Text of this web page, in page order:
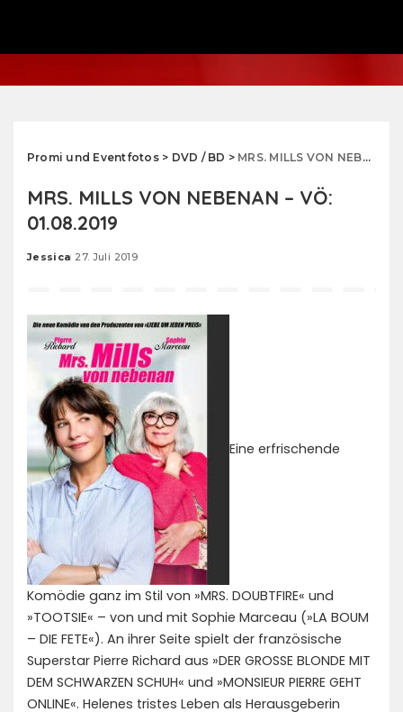
Promi und Eventfotos> DVD / BD > MRS. MILLS VON NEBENAN – VÖ: 01.08.2019
MRS. MILLS VON NEBENAN – VÖ:
01.08.2019
Posted
Jessica 27. Juli 2019
Eine erfrischende
Komödie ganz im Stil von »MRS. DOUBTFIRE« und
»TOOTSIE« – von und mit Sophie Marceau (»LA BOUM
– DIE FETE«). An ihrer Seite spielt der französische
Superstar Pierre Richard aus »DER GROSSE BLONDE MIT
DEM SCHWARZEN SCHUH« und »MONSIEUR PIERRE GEHT
ONLINE«. Helenes tristes Leben als Herausgeberin